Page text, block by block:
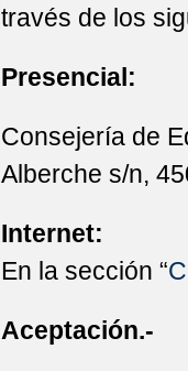
través de los
Presencial:
Consejería de
Alberche s/n,
Internet:
En la sección “
Aceptación.-